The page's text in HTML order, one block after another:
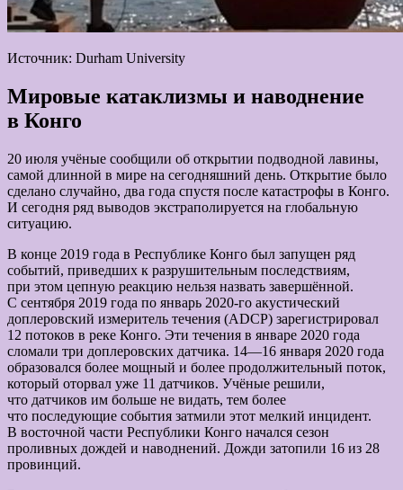
Источник: Durham University
Мировые катаклизмы и наводнение
в Конго
20 июля учёные сообщили об открытии подводной лавины,
самой длинной в мире на сегодняшний день. Открытие было
сделано случайно, два года спустя после катастрофы в Конго.
И сегодня ряд выводов экстраполируется на глобальную
ситуацию.
В конце 2019 года в Республике Конго был запущен ряд
событий, приведших к разрушительным последствиям,
при этом цепную реакцию нельзя назвать завершённой.
С сентября 2019 года по январь 2020-го акустический
доплеровский измеритель течения (ADCP) зарегистрировал
12 потоков в реке Конго. Эти течения в январе 2020 года
сломали три доплеровских датчика. 14—16 января 2020 года
образовался более мощный и более продолжительный поток,
который оторвал уже 11 датчиков. Учёные решили,
что датчиков им больше не видать, тем более
что последующие события затмили этот мелкий инцидент.
В восточной части Республики Конго начался сезон
проливных дождей и наводнений. Дожди затопили 16 из 28
провинций.